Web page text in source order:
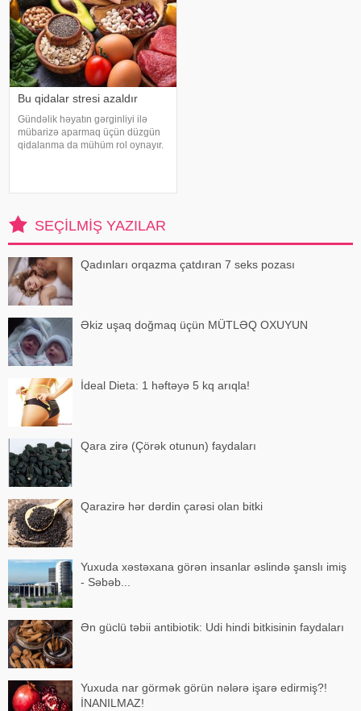
Bu qidalar stresi azaldır
Gündəlik həyatın gərginliyi ilə
mübarizə aparmaq üçün düzgün
qidalanma da mühüm rol oynayır.
SEÇILMIŞ YAZILAR
Qadınları orqazma çatdıran 7 seks pozası
Əkiz uşaq doğmaq üçün MÜTLƏQ OXUYUN
İdeal Dieta: 1 həftəyə 5 kq arıqla!
Qara zirə (Çörək otunun) faydaları
Qarazirə hər dərdin çarəsi olan bitki
Yuxuda xəstəxana görən insanlar əslində şanslı imiş
- Səbəb...
Ən güclü təbii antibiotik: Udi hindi bitkisinin faydaları
Yuxuda nar görmək görün nələrə işarə edirmiş?!
İNANILMAZ!